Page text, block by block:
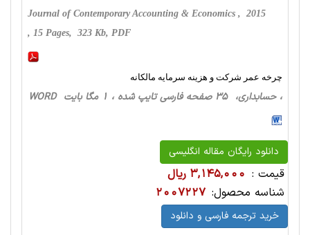
Journal of Contemporary Accounting & Economics , 2015
, 15 Pages, 323 Kb, PDF
چرخه عمر شرکت و هزینه سرمایه مالکانه
، حسابداری، 35 صفحه فارسی تایپ شده ، 1 مگا بایت WORD
دانلود رایگان مقاله انگلیسی
قیمت : 3,145,000 ریال
شناسه محصول: 2007227
خرید ترجمه فارسی و دانلود